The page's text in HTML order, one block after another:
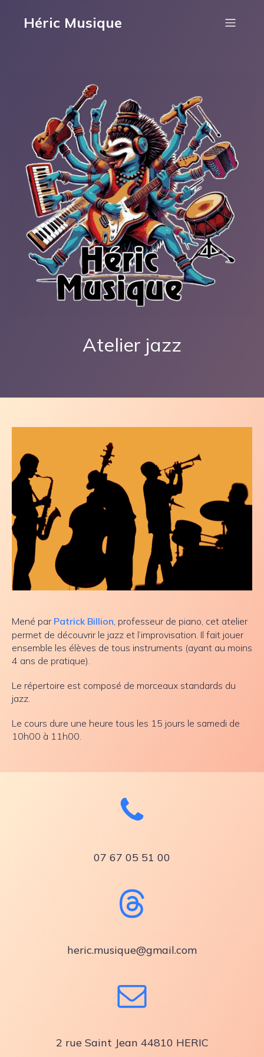
Héric Musique
Atelier jazz
Mené par Patrick Billion , professeur de piano, cet atelier
permet de découvrir le jazz et l’improvisation. Il fait jouer
ensemble les élèves de tous instruments (ayant au moins
4 ans de pratique).
Le répertoire est composé de morceaux standards du
jazz.
Le cours dure une heure tous les 15 jours le samedi de
10h00 à 11h00.
07 67 05 51 00
heric.musique@gmail.com
2 rue Saint Jean 44810 HERIC